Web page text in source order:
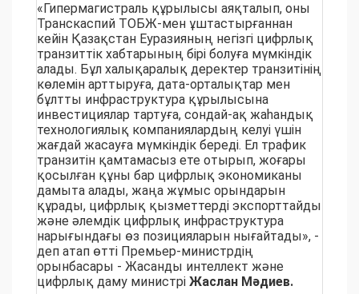
«Гипермагистраль құрылысы аяқталып, оны
Транскаспий ТОБЖ-мен ұштастырғаннан
кейін Қазақстан Еуразияның негізгі цифрлық
транзиттік хабтарының бірі болуға мүмкіндік
алады. Бұл халықаралық деректер транзитінің
көлемін арттыруға, дата-орталықтар мен
бұлтты инфраструктура құрылысына
инвестициялар тартуға, сондай-ақ жаһандық
технологиялық компаниялардың келуі үшін
жағдай жасауға мүмкіндік береді. Ел трафик
транзитін қамтамасыз ете отырып, жоғары
қосылған құны бар цифрлық экономиканы
дамыта алады, жаңа жұмыс орындарын
құрады, цифрлық қызметтерді экспорттайды
және әлемдік цифрлық инфраструктура
нарығындағы өз позицияларын нығайтады», -
деп атап өтті Премьер-министрдің
орынбасары - Жасанды интеллект және
цифрлық даму министрі Жаслан Мәдиев.